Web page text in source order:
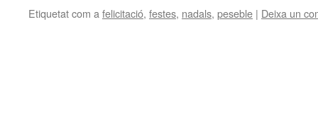
Etiquetat com a felicitació, festes, nadals, peseble | Deixa un